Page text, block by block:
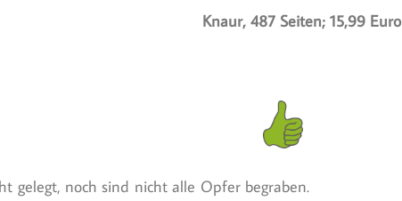
Knaur, 487 Seiten; 15,99 Euro
gelegt, noch sind nicht alle Opfer begraben.